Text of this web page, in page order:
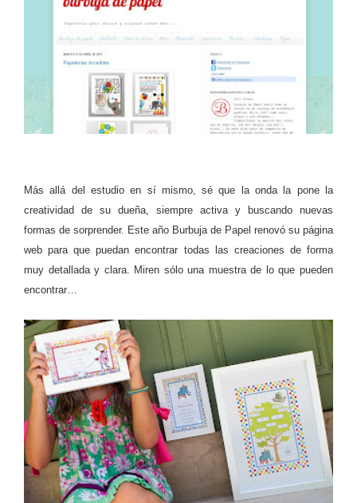
Más allá del estudio en sí mismo, sé que la onda la pone la
creatividad de su dueña, siempre activa y buscando nuevas
formas de sorprender. Este año Burbuja de Papel renovó su página
web para que puedan encontrar todas las creaciones de forma
muy detallada y clara. Miren sólo una muestra de lo que pueden
encontrar…